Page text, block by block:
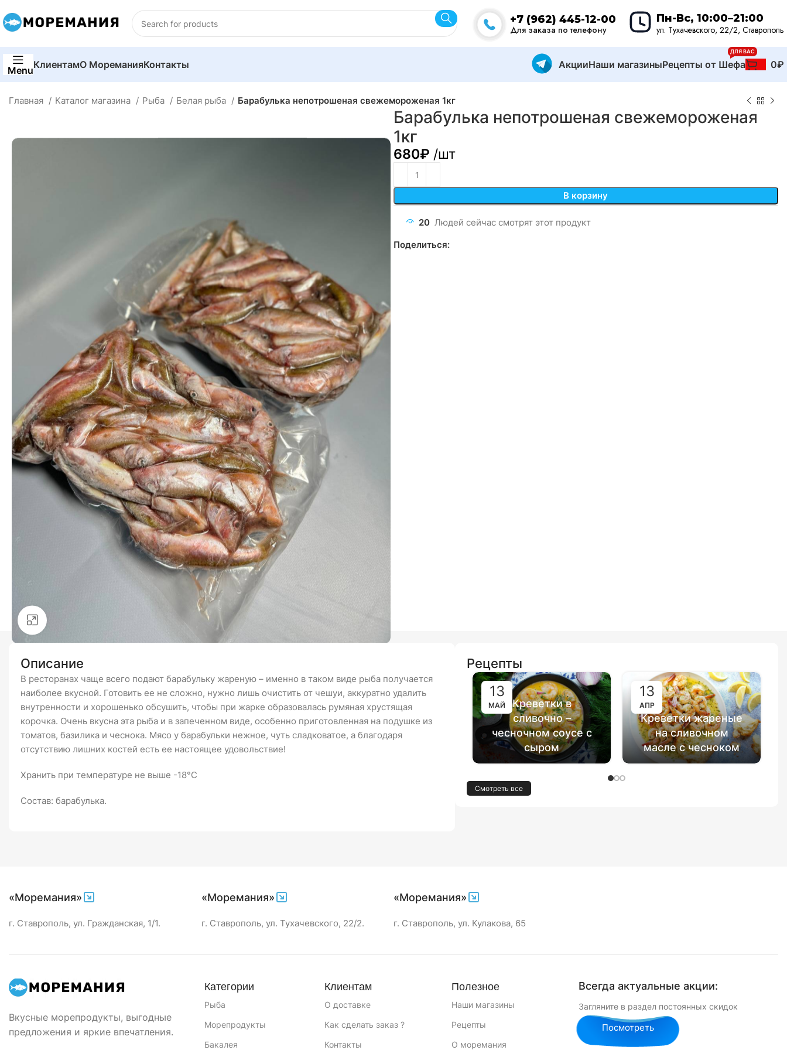
+7 (962) 445-12-00
Для заказа по телефону
Пн-Вс, 10:00–21:00
ул. Тухачевского, 22/2, Ставрополь
Menu
КлиентамО МореманияКонтакты АкцииНаши магазиныРецепты от Шефа
ДЛЯ ВАС
0₽
Главная Каталог магазина Рыба Белая рыба Барабулька непотрошеная свежемороженая 1кг
Барабулька непотрошеная свежемороженая
1кг
680₽ /шт
В корзину
20 Людей сейчас смотрят этот продукт
Поделиться:
Описание
В ресторанах чаще всего подают барабульку жареную – именно в таком виде рыба получается
наиболее вкусной. Готовить ее не сложно, нужно лишь очистить от чешуи, аккуратно удалить
внутренности и хорошенько обсушить, чтобы при жарке образовалась румяная хрустящая
корочка. Очень вкусна эта рыба и в запеченном виде, особенно приготовленная на подушке из
томатов, базилика и чеснока. Мясо у барабульки нежное, чуть сладковатое, а благодаря
отсутствию лишних костей есть ее настоящее удовольствие!
Хранить при температуре не выше -18°С
Состав: барабулька.
Рецепты
13
МАЙ
Креветки в
сливочно –
чесночном соусе с
сыром
13
АПР
Креветки жареные
на сливочном
масле с чесноком
Смотреть все
«Моремания»
г. Ставрополь, ул. Гражданская, 1/1.
«Моремания»
г. Ставрополь, ул. Тухачевского, 22/2.
«Моремания»
г. Ставрополь, ул. Кулакова, 65
Вкусные морепродукты, выгодные
предложения и яркие впечатления.
Категории
Рыба
Морепродукты
Бакалея
Клиентам
О доставке
Как сделать заказ ?
Контакты
Полезное
Наши магазины
Рецепты
О моремания
Всегда актуальные акции:
Загляните в раздел постоянных скидок
Посмотреть